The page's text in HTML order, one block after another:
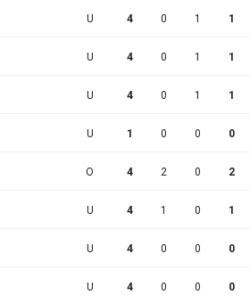
U 4 0 1 1
U 4 0 1 1
U 4 0 1 1
U 1 0 0 0
O 4 2 0 2
U 4 1 0 1
U 4 0 0 0
U 4 0 0 0